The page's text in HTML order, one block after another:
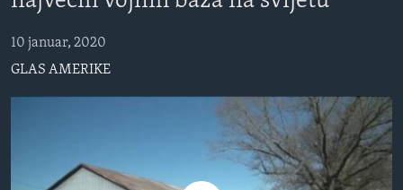
Idi
pretragu
SJEDINJENE AMERIČKE DRŽAVE
BOSNA I HERCEGOVINA
SVIJET
NAUKA I TEHNOLOGIJA
SPECIJALNI PROJEKTI
KORUPCIJA
IZBJEGLIČKA STRANA
10 januar, 2020
GLAS AMERIKE